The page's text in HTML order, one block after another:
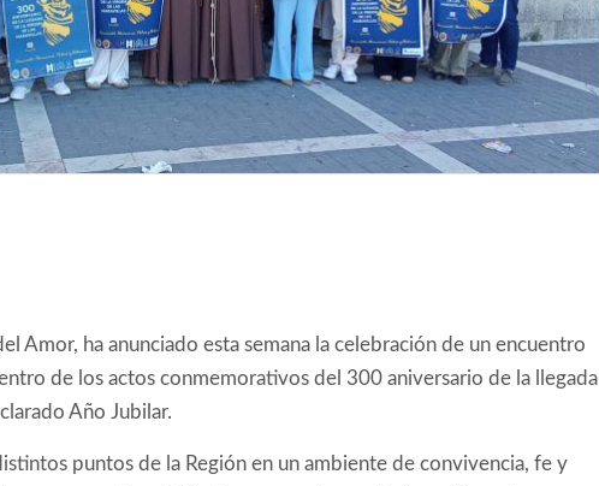
Amor, ha anunciado esta semana la celebración de un encuentro
de los actos conmemorativos del 300 aniversario de la llegada
Año Jubilar.
puntos de la Región en un ambiente de convivencia, fe y